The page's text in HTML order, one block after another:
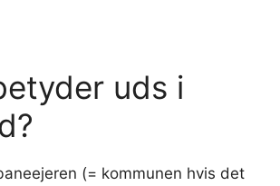
uds i
(= kommunen hvis det